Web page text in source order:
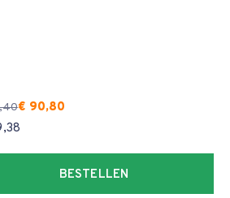
€ 90,80
BESTELLEN